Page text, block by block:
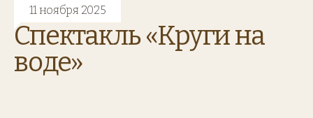
11 ноября 2025
Спектакль «Круги на
воде»